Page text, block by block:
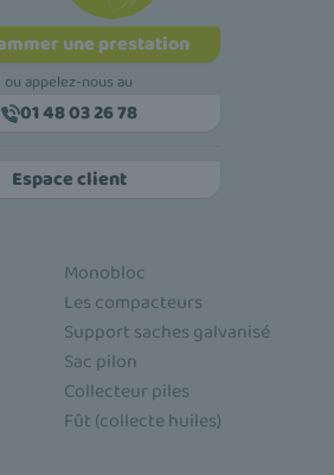
une prestation
ou appelez-nous au
01 48 03 26 78
Espace client
Monobloc
Les compacteurs
Support saches galvanisé
Sac pilon
Collecteur piles
Fût (collecte huiles)